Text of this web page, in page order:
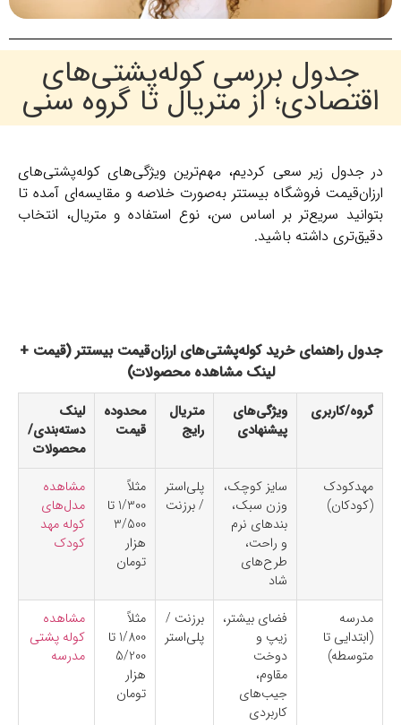
جدول بررسی کوله‌پشتی‌های
اقتصادی؛ از متریال تا گروه سنی
در جدول زیر سعی کردیم، مهم‌ترین ویژگی‌های کوله‌پشتی‌های
ارزان‌قیمت فروشگاه بیستتر به‌صورت خلاصه و مقایسه‌ای آمده تا
بتوانید سریع‌تر بر اساس سن، نوع استفاده و متریال، انتخاب
دقیق‌تری داشته باشید.
جدول راهنمای خرید کوله‌پشتی‌های ارزان‌قیمت بیستتر (قیمت +
لینک مشاهده محصولات)
گروه/کاربری
ویژگی‌های
پیشنهادی
متریال
رایج
محدوده
قیمت
لینک
دسته‌بندی/
محصولات
مهدکودک
(کودکان)
سایز کوچک،
وزن سبک،
بندهای نرم
و راحت،
طرح‌های
شاد
پلی‌استر
/ برزنت
مثلاً
1/300 تا
3/500
هزار
تومان
مشاهده
مدل‌های
کوله مهد
کودک
مدرسه
(ابتدایی تا
متوسطه)
فضای بیشتر،
زیپ و
دوخت
مقاوم،
جیب‌های
کاربردی
برزنت /
پلی‌استر
مثلاً
1/800 تا
5/200
هزار
تومان
مشاهده
کوله پشتی
مدرسه